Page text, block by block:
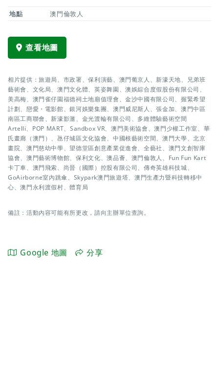
地點 澳門倫敦人
查看地圖
相片提供：旅遊局、市政署、保利演藝、澳門葡京人、新濠天地、兄弟班
藝術會、文化局、澳門文化體、英姿舞園、澳娛綜合度假股份有限公司、
美高梅、澳門雀仔園福德祠土地廟值理會、金沙中國有限公司、握緊希望
計劃、戀愛・電影館、銀河娛樂集團、澳門威尼斯人、張金加、澳門中區
南區工商聯會、新濠影滙、金光渡輪有限公司、多維體驗藝術空間
Artelli、POP MART、Sandbox VR、澳門美術協會、澳門少權工作室、華
氏畫廊（澳門）、氹仔城區文化協會、中國根藝術空間、澳門大學、北京
畫院、澳門慈幼中學、望德堂區創意產業促進會、全藝社、澳門文創智庫
協會、澳門藝術博物館、保利文化、澳品薈、澳門倫敦人、Fun Fun Kart
卡丁車、澳門飛索、尚晉（國際）控股有限公司、傳奇英雄科技城、
GoAirborne室內跳傘、Skypark澳門旅遊塔、澳門生產力暨科技轉移中
心、澳門永利渡假村、體育局
備註：活動內容可能有所更改，請向主辦單位查詢。
Google 地圖 分享